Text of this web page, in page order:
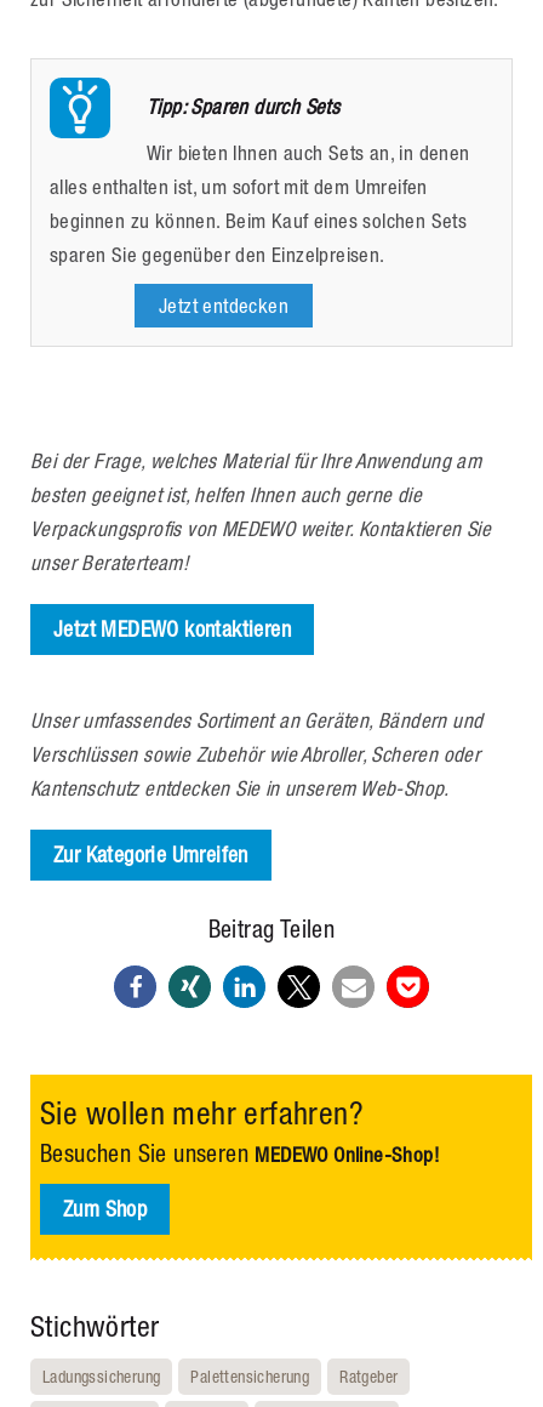
Tipp: Sparen durch Sets
Wir bieten Ihnen auch Sets an, in denen
alles enthalten ist, um sofort mit dem Umreifen
beginnen zu können. Beim Kauf eines solchen Sets
sparen Sie gegenüber den Einzelpreisen.
Jetzt entdecken
Bei der Frage, welches Material für Ihre Anwendung am
besten geeignet ist, helfen Ihnen auch gerne die
Verpackungsprofis von MEDEWO weiter. Kontaktieren Sie
unser Beraterteam!
Jetzt MEDEWO kontaktieren
Unser umfassendes Sortiment an Geräten, Bändern und
Verschlüssen sowie Zubehör wie Abroller, Scheren oder
Kantenschutz entdecken Sie in unserem Web-Shop.
Zur Kategorie Umreifen
Beitrag Teilen
Sie wollen mehr erfahren?
Besuchen Sie unseren MEDEWO Online-Shop!
Zum Shop
Stichwörter
Ladungssicherung Palettensicherung Ratgeber